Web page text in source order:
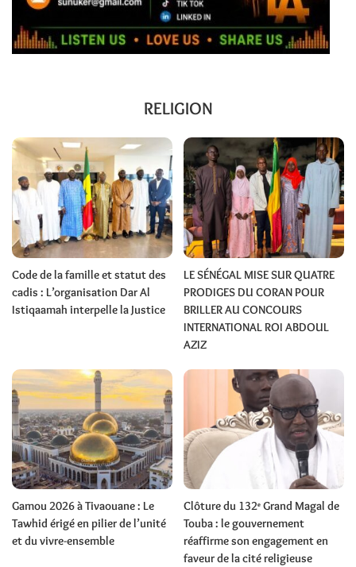
RELIGION
Code de la famille et statut des
cadis : L’organisation Dar Al
Istiqaamah interpelle la Justice
LE SÉNÉGAL MISE SUR QUATRE
PRODIGES DU CORAN POUR
BRILLER AU CONCOURS
INTERNATIONAL ROI ABDOUL
AZIZ
Gamou 2026 à Tivaouane : Le
Tawhid érigé en pilier de l’unité
et du vivre-ensemble
Clôture du 132ᵉ Grand Magal de
Touba : le gouvernement
réaffirme son engagement en
faveur de la cité religieuse